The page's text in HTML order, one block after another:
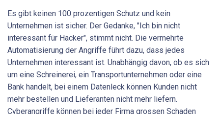
Es gibt keinen 100 prozentigen Schutz und kein
Unternehmen ist sicher. Der Gedanke, "Ich bin nicht
interessant für Hacker", stimmt nicht. Die vermehrte
Automatisierung der Angriffe führt dazu, dass jedes
Unternehmen interessant ist. Unabhängig davon, ob es sich
um eine Schreinerei, ein Transportunternehmen oder eine
Bank handelt, bei einem Datenleck können Kunden nicht
mehr bestellen und Lieferanten nicht mehr liefern.
Cyberangriffe können bei jeder Firma grossen Schaden